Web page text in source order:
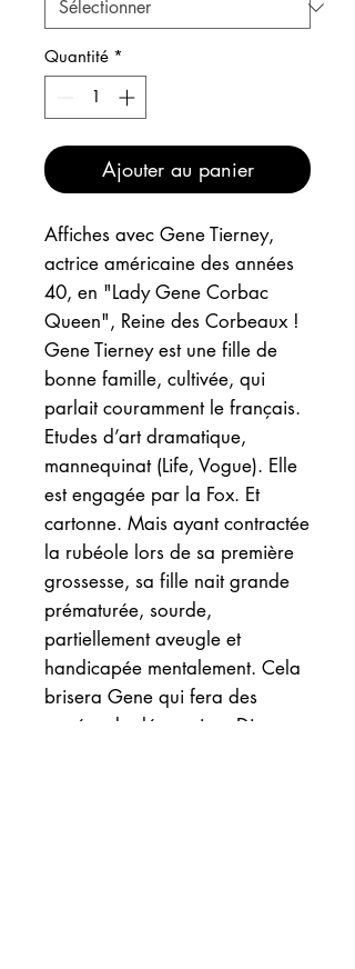
Quantité *
Ajouter au panier
Affiches avec Gene Tierney,
actrice américaine des années
40, en "Lady Gene Corbac
Queen", Reine des Corbeaux !
Gene Tierney est une fille de
bonne famille, cultivée, qui
parlait couramment le français.
Etudes d’art dramatique,
mannequinat (Life, Vogue). Elle
est engagée par la Fox. Et
cartonne. Mais ayant contractée
la rubéole lors de sa première
grossesse, sa fille nait grande
prématurée, sourde,
partiellement aveugle et
handicapée mentalement. Cela
brisera Gene qui fera des
années de dépression. Divorce,